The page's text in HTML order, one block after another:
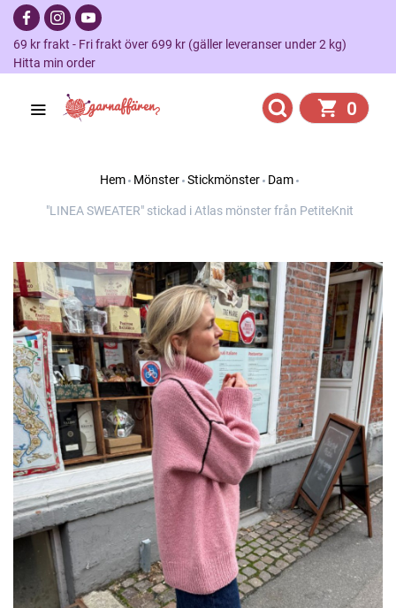
69 kr frakt - Fri frakt över 699 kr (gäller leveranser under 2 kg)
Hitta min order
0
Hem Mönster Stickmönster Dam
"LINEA SWEATER" stickad i Atlas mönster från PetiteKnit